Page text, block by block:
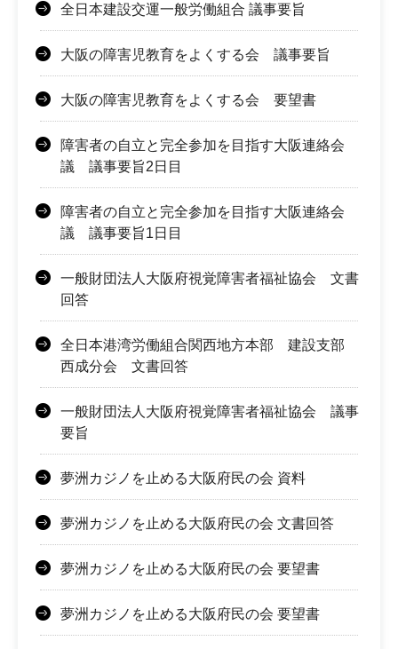
全日本建設交運一般労働組合 議事要旨
大阪の障害児教育をよくする会 議事要旨
大阪の障害児教育をよくする会 要望書
障害者の自立と完全参加を目指す大阪連絡会
議 議事要旨2日目
障害者の自立と完全参加を目指す大阪連絡会
議 議事要旨1日目
一般財団法人大阪府視覚障害者福祉協会 文書
回答
全日本港湾労働組合関西地方本部 建設支部
西成分会 文書回答
一般財団法人大阪府視覚障害者福祉協会 議事
要旨
夢洲カジノを止める大阪府民の会 資料
夢洲カジノを止める大阪府民の会 文書回答
夢洲カジノを止める大阪府民の会 要望書
夢洲カジノを止める大阪府民の会 要望書